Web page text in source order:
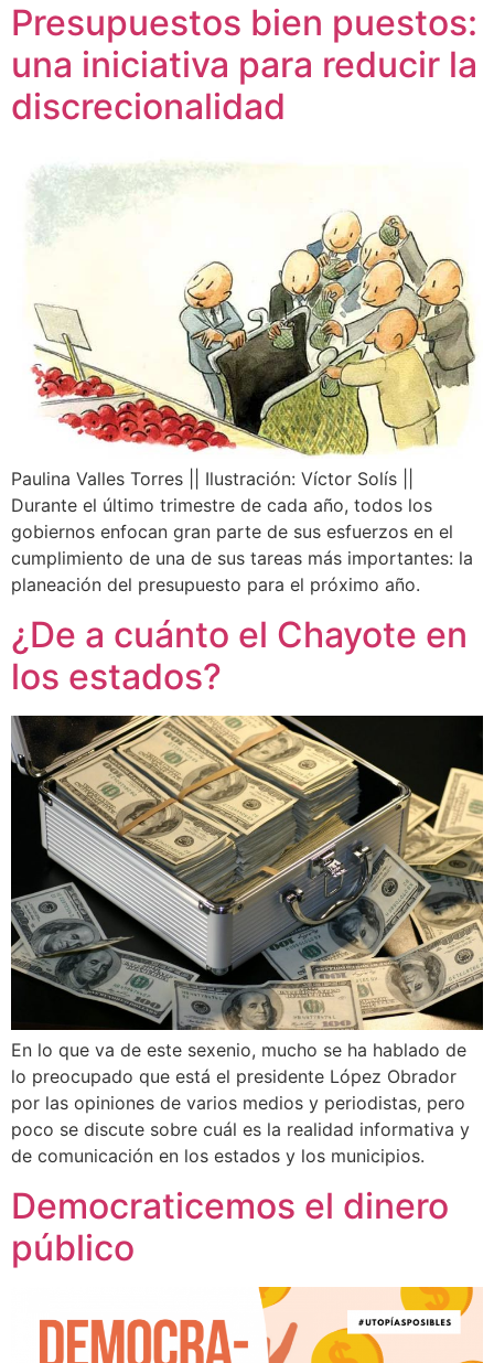
Presupuestos bien puestos:
una iniciativa para reducir la
discrecionalidad
Paulina Valles Torres || Ilustración: Víctor Solís ||
Durante el último trimestre de cada año, todos los
gobiernos enfocan gran parte de sus esfuerzos en el
cumplimiento de una de sus tareas más importantes: la
planeación del presupuesto para el próximo año.
¿De a cuánto el Chayote en
los estados?
En lo que va de este sexenio, mucho se ha hablado de
lo preocupado que está el presidente López Obrador
por las opiniones de varios medios y periodistas, pero
poco se discute sobre cuál es la realidad informativa y
de comunicación en los estados y los municipios.
Democraticemos el dinero
público